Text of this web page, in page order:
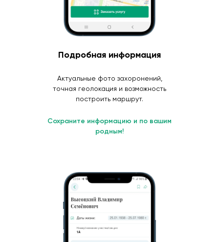
Подробная информация
Актуальные фото захоронений,
точная геолокация и возможность
построить маршрут.
Сохраните информацию и по вашим
родным!